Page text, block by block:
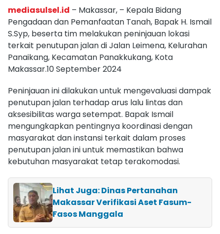
mediasulsel.id – Makassar, – Kepala Bidang
Pengadaan dan Pemanfaatan Tanah, Bapak H. Ismail
S.Syp, beserta tim melakukan peninjauan lokasi
terkait penutupan jalan di Jalan Leimena, Kelurahan
Panaikang, Kecamatan Panakkukang, Kota
Makassar.10 September 2024
Peninjauan ini dilakukan untuk mengevaluasi dampak
penutupan jalan terhadap arus lalu lintas dan
aksesibilitas warga setempat. Bapak Ismail
mengungkapkan pentingnya koordinasi dengan
masyarakat dan instansi terkait dalam proses
penutupan jalan ini untuk memastikan bahwa
kebutuhan masyarakat tetap terakomodasi.
Lihat Juga: Dinas Pertanahan
Makassar Verifikasi Aset Fasum-
Fasos Manggala